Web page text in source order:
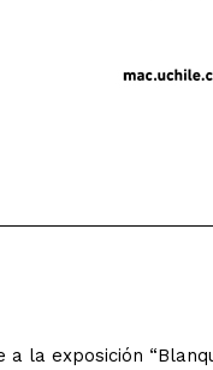
a la exposición